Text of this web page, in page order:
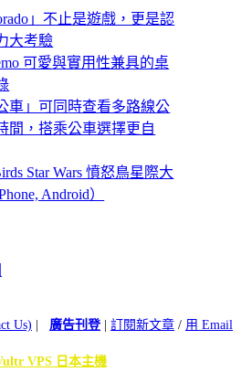
」不止是遊戲，更是認
大考驗
可愛與實用性兼具的桌
車」可同時查看多路線公
間，搭乘公車選擇更自
Star Wars 憤怒鳥星際大
Android）
Us) 廣告刊登| 訂閱新文章 / 用 Email
VPS 日本主機